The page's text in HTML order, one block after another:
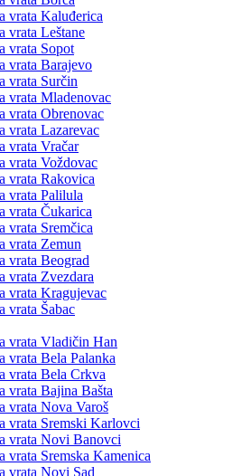
vrata Kaluđerica
vrata Leštane
vrata Sopot
vrata Barajevo
vrata Surčin
vrata Mladenovac
vrata Obrenovac
vrata Lazarevac
vrata Vračar
vrata Voždovac
vrata Rakovica
vrata Palilula
vrata Čukarica
vrata Sremčica
vrata Zemun
vrata Beograd
vrata Zvezdara
vrata Kragujevac
vrata Šabac
vrata Vladičin Han
vrata Bela Palanka
vrata Bela Crkva
vrata Bajina Bašta
vrata Nova Varoš
vrata Sremski Karlovci
vrata Novi Banovci
vrata Sremska Kamenica
vrata Novi Sad